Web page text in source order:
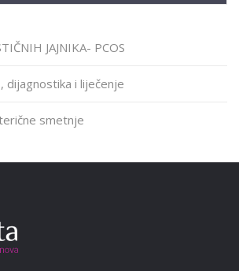
JAJNIKA- PCOS
dijagnostika i liječenje
smetnje